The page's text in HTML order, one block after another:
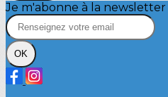
Je m'abonne à la newsletter
OK